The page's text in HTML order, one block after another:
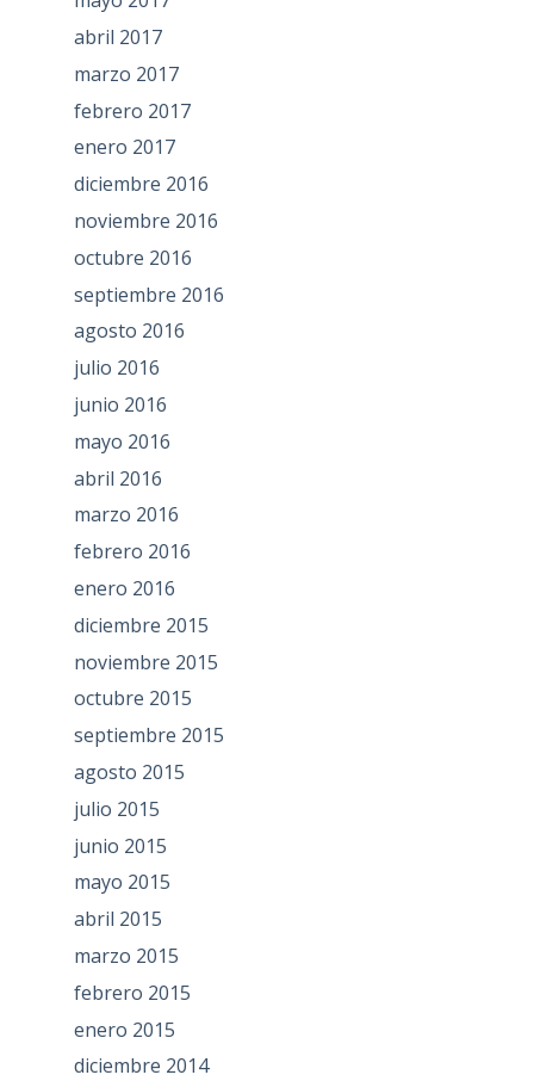
abril 2017
marzo 2017
febrero 2017
enero 2017
diciembre 2016
noviembre 2016
octubre 2016
septiembre 2016
agosto 2016
julio 2016
junio 2016
mayo 2016
abril 2016
marzo 2016
febrero 2016
enero 2016
diciembre 2015
noviembre 2015
octubre 2015
septiembre 2015
agosto 2015
julio 2015
junio 2015
mayo 2015
abril 2015
marzo 2015
febrero 2015
enero 2015
diciembre 2014